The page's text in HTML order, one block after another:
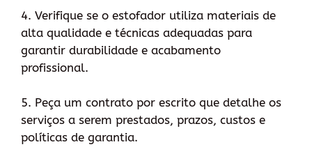
4. Verifique se o estofador utiliza materiais de
alta qualidade e técnicas adequadas para
garantir durabilidade e acabamento
profissional.
5. Peça um contrato por escrito que detalhe os
serviços a serem prestados, prazos, custos e
políticas de garantia.